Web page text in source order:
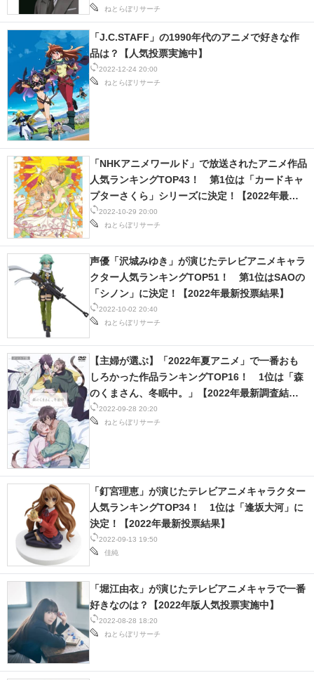
ねとらぼリサーチ
2022-12-24 20:00
ねとらぼリサーチ
「J.C.STAFF」の1990年代のアニメで好きな作
品は？【人気投票実施中】
2022-10-29 20:00
ねとらぼリサーチ
「NHKアニメワールド」で放送されたアニメ作品
人気ランキングTOP43！ 第1位は「カードキャ
プターさくら」シリーズに決定！【2022年最新
投票結果】
2022-10-02 20:40
ねとらぼリサーチ
声優「沢城みゆき」が演じたテレビアニメキャラ
クター人気ランキングTOP51！ 第1位はSAOの
「シノン」に決定！【2022年最新投票結果】
2022-09-28 20:20
ねとらぼリサーチ
【主婦が選ぶ】「2022年夏アニメ」で一番おも
しろかった作品ランキングTOP16！ 1位は「森
のくまさん、冬眠中。」【2022年最新調査結
果】
2022-09-13 19:50
佳純
「釘宮理恵」が演じたテレビアニメキャラクター
人気ランキングTOP34！ 1位は「逢坂大河」に
決定！【2022年最新投票結果】
2022-08-28 18:20
ねとらぼリサーチ
「堀江由衣」が演じたテレビアニメキャラで一番
好きなのは？【2022年版人気投票実施中】